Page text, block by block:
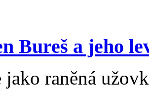
Bureš a jeho
raněná